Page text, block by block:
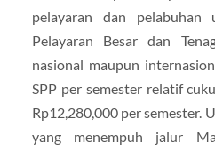
pelayaran dan pelabuhan
Pelayaran Besar dan
nasional maupun
SPP per semester relatif
Rp12,280,000 per semester.
yang menempuh jalur